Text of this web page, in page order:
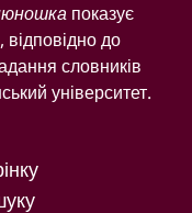
показує
до
словників
університет.